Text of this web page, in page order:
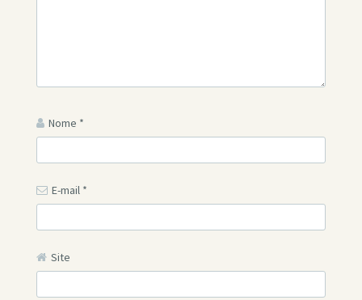
Nome *
E-mail *
Site